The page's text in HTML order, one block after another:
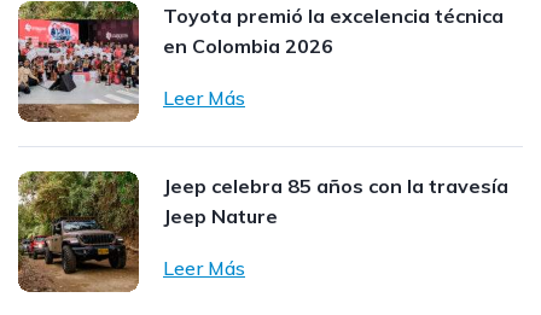
Toyota premió la excelencia técnica
en Colombia 2026
Leer Más
Jeep celebra 85 años con la travesía
Jeep Nature
Leer Más